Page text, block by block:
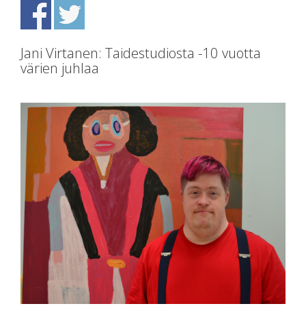
Jani Virtanen: Taidestudiosta -10 vuotta
värien juhlaa